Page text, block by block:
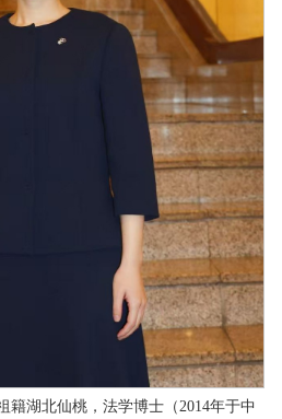
籍湖北仙桃，法学博士（ 2014年于中